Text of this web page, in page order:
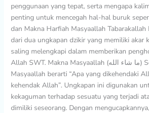
penggunaan yang tepat, serta mengapa
penting untuk mencegah hal-hal buruk
dan Makna Harfiah Masyaallah
dari dua ungkapan dzikir yang memiliki akar
saling melengkapi dalam memberikan
Allah SWT. Makna Masyaallah (ما شاء الله) Secara bahasa,
Masyaallah berarti “Apa yang dikehendaki
kehendak Allah”. Ungkapan ini digunakan
kekaguman terhadap sesuatu yang terjadi
dimiliki seseorang. Dengan